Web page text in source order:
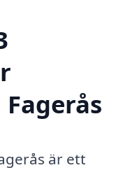
är ett